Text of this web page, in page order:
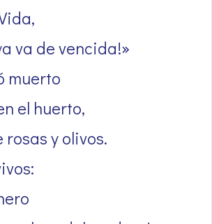
va de vencida!»
muerto
el huerto,
y olivos.